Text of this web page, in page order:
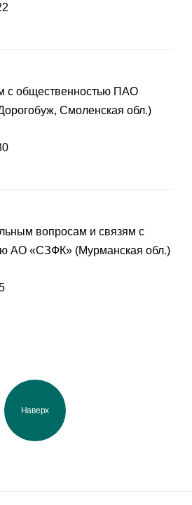
с общественностью ПАО
Смоленская обл.)
вопросам и связям с
АО «СЗФК» (Мурманская обл.)
Наверх